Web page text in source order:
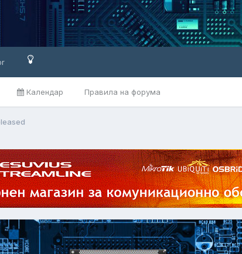
Календар Правила на форума